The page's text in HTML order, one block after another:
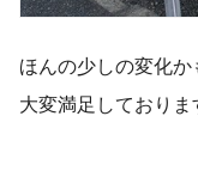
ほんの少しの変化
大変満足しておりま